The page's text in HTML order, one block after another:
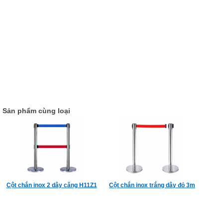
Sản phẩm cùng loại
Cột chắn inox 2 dây căng H11Z1 Cột chắn inox trắng dây đỏ 3m